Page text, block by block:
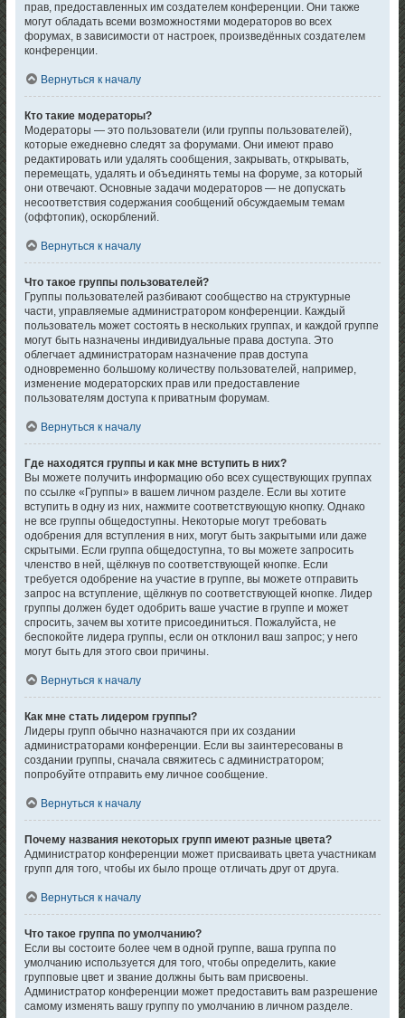
прав, предоставленных им создателем конференции. Они также
могут обладать всеми возможностями модераторов во всех
форумах, в зависимости от настроек, произведённых создателем
конференции.
Вернуться к началу
Кто такие модераторы?
Модераторы — это пользователи (или группы пользователей),
которые ежедневно следят за форумами. Они имеют право
редактировать или удалять сообщения, закрывать, открывать,
перемещать, удалять и объединять темы на форуме, за который
они отвечают. Основные задачи модераторов — не допускать
несоответствия содержания сообщений обсуждаемым темам
(оффтопик), оскорблений.
Вернуться к началу
Что такое группы пользователей?
Группы пользователей разбивают сообщество на структурные
части, управляемые администратором конференции. Каждый
пользователь может состоять в нескольких группах, и каждой группе
могут быть назначены индивидуальные права доступа. Это
облегчает администраторам назначение прав доступа
одновременно большому количеству пользователей, например,
изменение модераторских прав или предоставление
пользователям доступа к приватным форумам.
Вернуться к началу
Где находятся группы и как мне вступить в них?
Вы можете получить информацию обо всех существующих группах
по ссылке «Группы» в вашем личном разделе. Если вы хотите
вступить в одну из них, нажмите соответствующую кнопку. Однако
не все группы общедоступны. Некоторые могут требовать
одобрения для вступления в них, могут быть закрытыми или даже
скрытыми. Если группа общедоступна, то вы можете запросить
членство в ней, щёлкнув по соответствующей кнопке. Если
требуется одобрение на участие в группе, вы можете отправить
запрос на вступление, щёлкнув по соответствующей кнопке. Лидер
группы должен будет одобрить ваше участие в группе и может
спросить, зачем вы хотите присоединиться. Пожалуйста, не
беспокойте лидера группы, если он отклонил ваш запрос; у него
могут быть для этого свои причины.
Вернуться к началу
Как мне стать лидером группы?
Лидеры групп обычно назначаются при их создании
администраторами конференции. Если вы заинтересованы в
создании группы, сначала свяжитесь с администратором;
попробуйте отправить ему личное сообщение.
Вернуться к началу
Почему названия некоторых групп имеют разные цвета?
Администратор конференции может присваивать цвета участникам
групп для того, чтобы их было проще отличать друг от друга.
Вернуться к началу
Что такое группа по умолчанию?
Если вы состоите более чем в одной группе, ваша группа по
умолчанию используется для того, чтобы определить, какие
групповые цвет и звание должны быть вам присвоены.
Администратор конференции может предоставить вам разрешение
самому изменять вашу группу по умолчанию в личном разделе.